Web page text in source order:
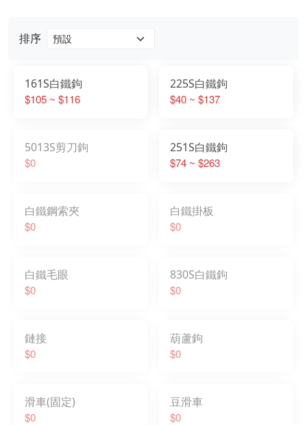
排序
161S白鐵鉤
$105 ~ $116
225S白鐵鉤
$40 ~ $137
5013S剪刀鉤
$0
251S白鐵鉤
$74 ~ $263
白鐵鋼索夾
$0
白鐵掛板
$0
白鐵毛眼
$0
830S白鐵鉤
$0
鏈接
$0
葫蘆鉤
$0
滑車(固定)
$0
豆滑車
$0